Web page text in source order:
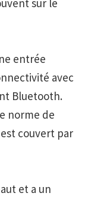
entrée
avec
Bluetooth.
norme de
couvert par
et a un